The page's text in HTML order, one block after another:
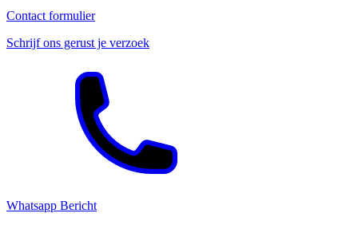
Contact formulier
Schrijf ons gerust je verzoek
Whatsapp Bericht